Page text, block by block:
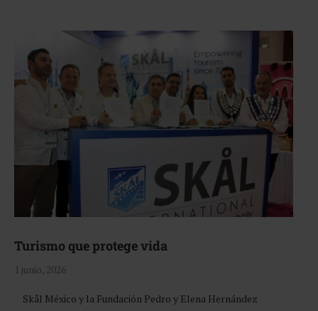
Turismo que protege vida
1 junio, 2026
Skål México y la Fundación Pedro y Elena Hernández